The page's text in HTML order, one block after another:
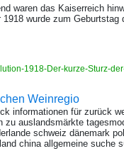
waren das Kaiserreich
wurde zum Geburtstag
1918-Der-kurze-Sturz-
Weinregio
informationen für zurück
auslandsmärkte
schweiz dänemark
china allgemeine suche